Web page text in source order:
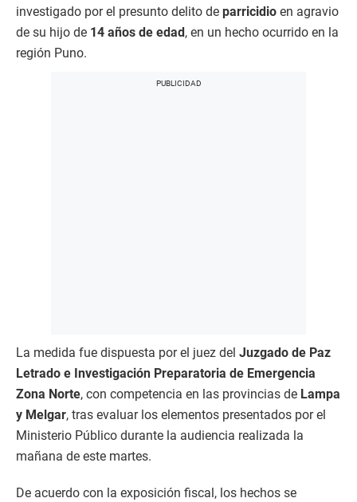
investigado por el presunto delito de parricidio en agravio
de su hijo de 14 años de edad , en un hecho ocurrido en la
región Puno.
La medida fue dispuesta por el juez del Juzgado de Paz
Letrado e Investigación Preparatoria de Emergencia
Zona Norte, con competencia en las provincias de Lampa
y Melgar, tras evaluar los elementos presentados por el
Ministerio Público durante la audiencia realizada la
mañana de este martes.
De acuerdo con la exposición fiscal, los hechos se